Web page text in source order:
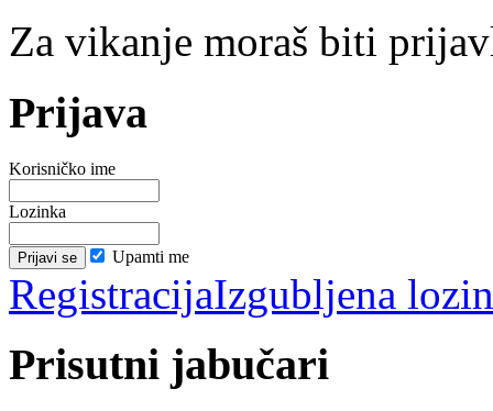
Za vikanje moraš biti
Prijava
Korisničko ime
Lozinka
Upamti me
RegistracijaIzgubljena
Prisutni jabučari